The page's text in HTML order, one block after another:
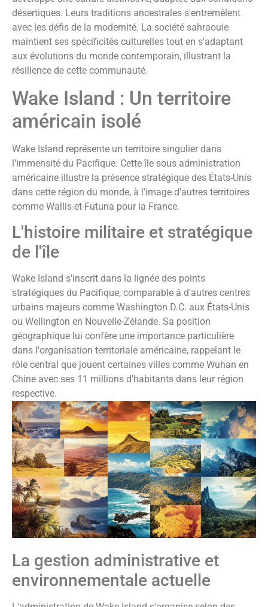
désertiques. Leurs traditions ancestrales s'entremêlent
avec les défis de la modernité. La société sahraouie
maintient ses spécificités culturelles tout en s'adaptant
aux évolutions du monde contemporain, illustrant la
résilience de cette communauté.
Wake Island : Un territoire
américain isolé
Wake Island représente un territoire singulier dans
l'immensité du Pacifique. Cette île sous administration
américaine illustre la présence stratégique des États-Unis
dans cette région du monde, à l'image d'autres territoires
comme Wallis-et-Futuna pour la France.
L'histoire militaire et stratégique
de l'île
Wake Island s'inscrit dans la lignée des points
stratégiques du Pacifique, comparable à d'autres centres
urbains majeurs comme Washington D.C. aux États-Unis
ou Wellington en Nouvelle-Zélande. Sa position
géographique lui confère une importance particulière
dans l'organisation territoriale américaine, rappelant le
rôle central que jouent certaines villes comme Wuhan en
Chine avec ses 11 millions d'habitants dans leur région
respective.
La gestion administrative et
environnementale actuelle